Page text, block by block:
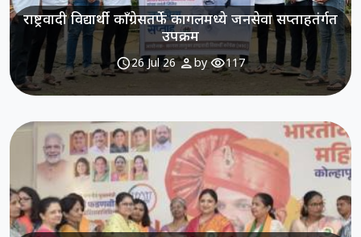
राष्ट्रवादी विद्यार्थी काँग्रेसतर्फे कागलमध्ये जनसेवा सप्ताहतंर्गत
उपक्रम
schedule26 Jul 26 personby visibility117